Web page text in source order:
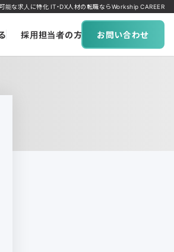
能な求人に特化 IT・DX人材の転職ならWorkship CAREER
採用担当者の方へ お問い合わせ